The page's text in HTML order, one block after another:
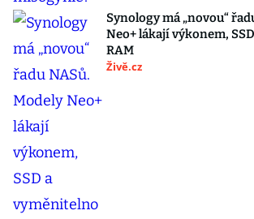
Synology má „novou“
Neo+ lákají výkonem,
RAM
Živě.cz